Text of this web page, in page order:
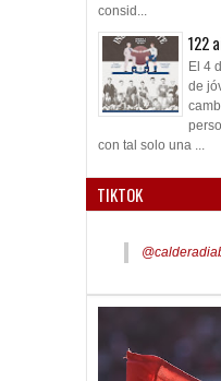
consid...
122
El 4
de
con tal solo una ...
TIKTOK